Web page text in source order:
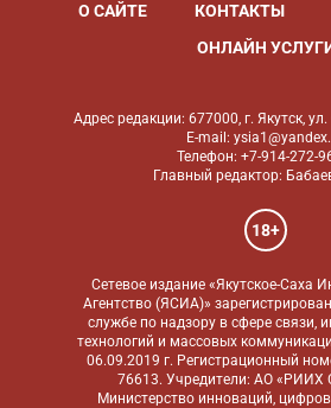
О САЙТЕ КОНТАКТЫ
ОНЛАЙН
Адрес редакции: 677000, г. Якутск,
E-mail:
Телефон: +7-914-272-
Главный редактор:
18+
Сетевое издание «Якутское-Саха
Агентство (ЯСИА)»
службе по надзору в сфере связи,
технологий и массовых
06.09.2019 г. Регистрационный
76613. Учредители: АО «РИИХ
Министерство инноваций,